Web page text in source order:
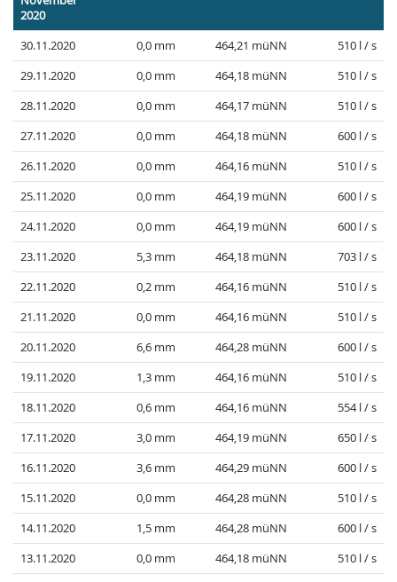
2020
30.11.2020 0,0 mm 464,21 müNN
510 l / s
29.11.2020
0,0 mm 464,18 müNN
510 l / s
28.11.2020
0,0 mm 464,17 müNN
510 l / s
27.11.2020
0,0 mm 464,18 müNN
600 l / s
26.11.2020
0,0 mm 464,16 müNN
510 l / s
25.11.2020
0,0 mm 464,19 müNN
600 l / s
24.11.2020
0,0 mm 464,19 müNN
600 l / s
23.11.2020
5,3 mm 464,18 müNN
703 l / s
22.11.2020
0,2 mm 464,16 müNN
510 l / s
21.11.2020
0,0 mm 464,16 müNN
510 l / s
20.11.2020
6,6 mm 464,28 müNN
600 l / s
19.11.2020
1,3 mm 464,16 müNN
510 l / s
18.11.2020
0,6 mm 464,16 müNN
554 l / s
17.11.2020
3,0 mm 464,19 müNN
650 l / s
16.11.2020
3,6 mm 464,29 müNN
600 l / s
15.11.2020
0,0 mm 464,28 müNN
510 l / s
14.11.2020
1,5 mm 464,28 müNN
600 l / s
13.11.2020
0,0 mm 464,18 müNN
510 l / s